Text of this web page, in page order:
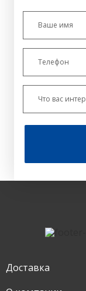
Доставка